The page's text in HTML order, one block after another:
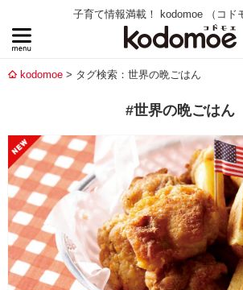
子育て情報満載！ kodomoe （コド
kodomoe タグ検索：世界の晩ごはん
#世界の晩ごはん